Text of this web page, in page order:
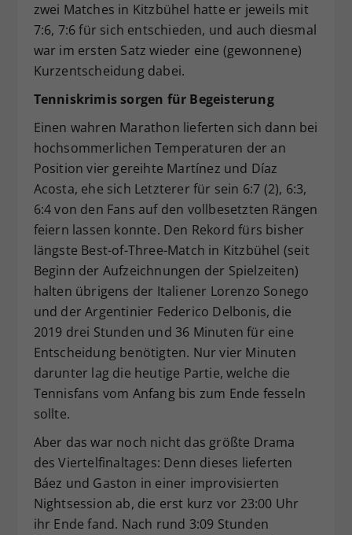
zwei Matches in Kitzbühel hatte er jeweils mit
7:6, 7:6 für sich entschieden, und auch diesmal
war im ersten Satz wieder eine (gewonnene)
Kurzentscheidung dabei.
Tenniskrimis sorgen für Begeisterung
Einen wahren Marathon lieferten sich dann bei
hochsommerlichen Temperaturen der an
Position vier gereihte Martínez und Díaz
Acosta, ehe sich Letzterer für sein 6:7 (2), 6:3,
6:4 von den Fans auf den vollbesetzten Rängen
feiern lassen konnte. Den Rekord fürs bisher
längste Best-of-Three-Match in Kitzbühel (seit
Beginn der Aufzeichnungen der Spielzeiten)
halten übrigens der Italiener Lorenzo Sonego
und der Argentinier Federico Delbonis, die
2019 drei Stunden und 36 Minuten für eine
Entscheidung benötigten. Nur vier Minuten
darunter lag die heutige Partie, welche die
Tennisfans vom Anfang bis zum Ende fesseln
sollte.
Aber das war noch nicht das größte Drama
des Viertelfinaltages: Denn dieses lieferten
Báez und Gaston in einer improvisierten
Nightsession ab, die erst kurz vor 23:00 Uhr
ihr Ende fand. Nach rund 3:09 Stunden